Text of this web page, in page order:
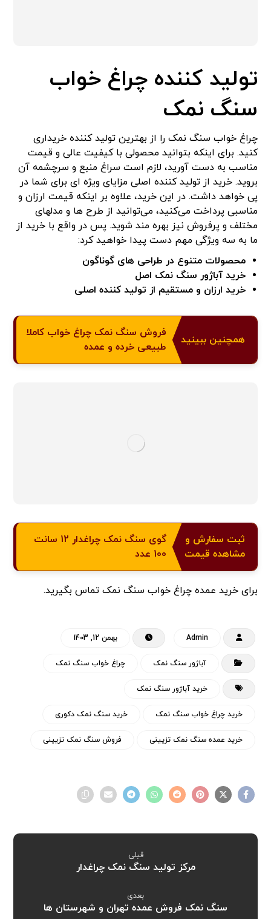
تولید کننده چراغ خواب
سنگ نمک
چراغ خواب سنگ نمک را از بهترین تولید کننده خریداری
کنید. برای اینکه بتوانید محصولی با کیفیت عالی و قیمت
مناسب به دست آورید، لازم است سراغ منبع و سرچشمه آن
بروید. خرید از تولید کننده اصلی مزایای ویژه ای برای شما در
پی خواهد داشت. در این خرید، علاوه بر اینکه قیمت ارزان و
مناسبی پرداخت می‌کنید، می‌توانید از طرح ها و مدلهای
مختلف و پرفروش نیز بهره مند شوید. پس در واقع با خرید از
ما به سه ویژگی مهم دست پیدا خواهید کرد:
محصولات متنوع در طراحی های گوناگون
خرید آباژور سنگ نمک اصل
خرید ارزان و مستقیم از تولید کننده اصلی
همچنین ببینید
فروش سنگ نمک چراغ خواب کاملا
طبیعی خرده و عمده
ثبت سفارش و
مشاهده قیمت
گوی سنگ نمک چراغدار 12 سانت
100 عدد
برای خرید عمده چراغ خواب سنگ نمک تماس بگیرید.
Admin بهمن 12, 1403
آباژور سنگ نمک چراغ خواب سنگ نمک
خرید آباژور سنگ نمک
خرید چراغ خواب سنگ نمک خرید سنگ نمک دکوری
خرید عمده سنگ نمک تزیینی فروش سنگ نمک تزیینی
قبلی
مرکز تولید سنگ نمک چراغدار
بعدی
سنگ نمک فروش عمده تهران و شهرستان ها